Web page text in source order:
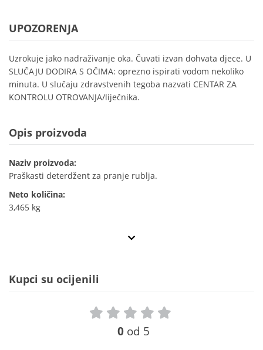
UPOZORENJA
Uzrokuje jako nadraživanje oka. Čuvati izvan dohvata djece. U
SLUČAJU DODIRA S OČIMA: oprezno ispirati vodom nekoliko
minuta. U slučaju zdravstvenih tegoba nazvati CENTAR ZA
KONTROLU OTROVANJA/liječnika.
Opis proizvoda
Naziv proizvoda:
Praškasti deterdžent za pranje rublja.
Neto količina:
3,465 kg
Kupci su ocijenili
0 od 5